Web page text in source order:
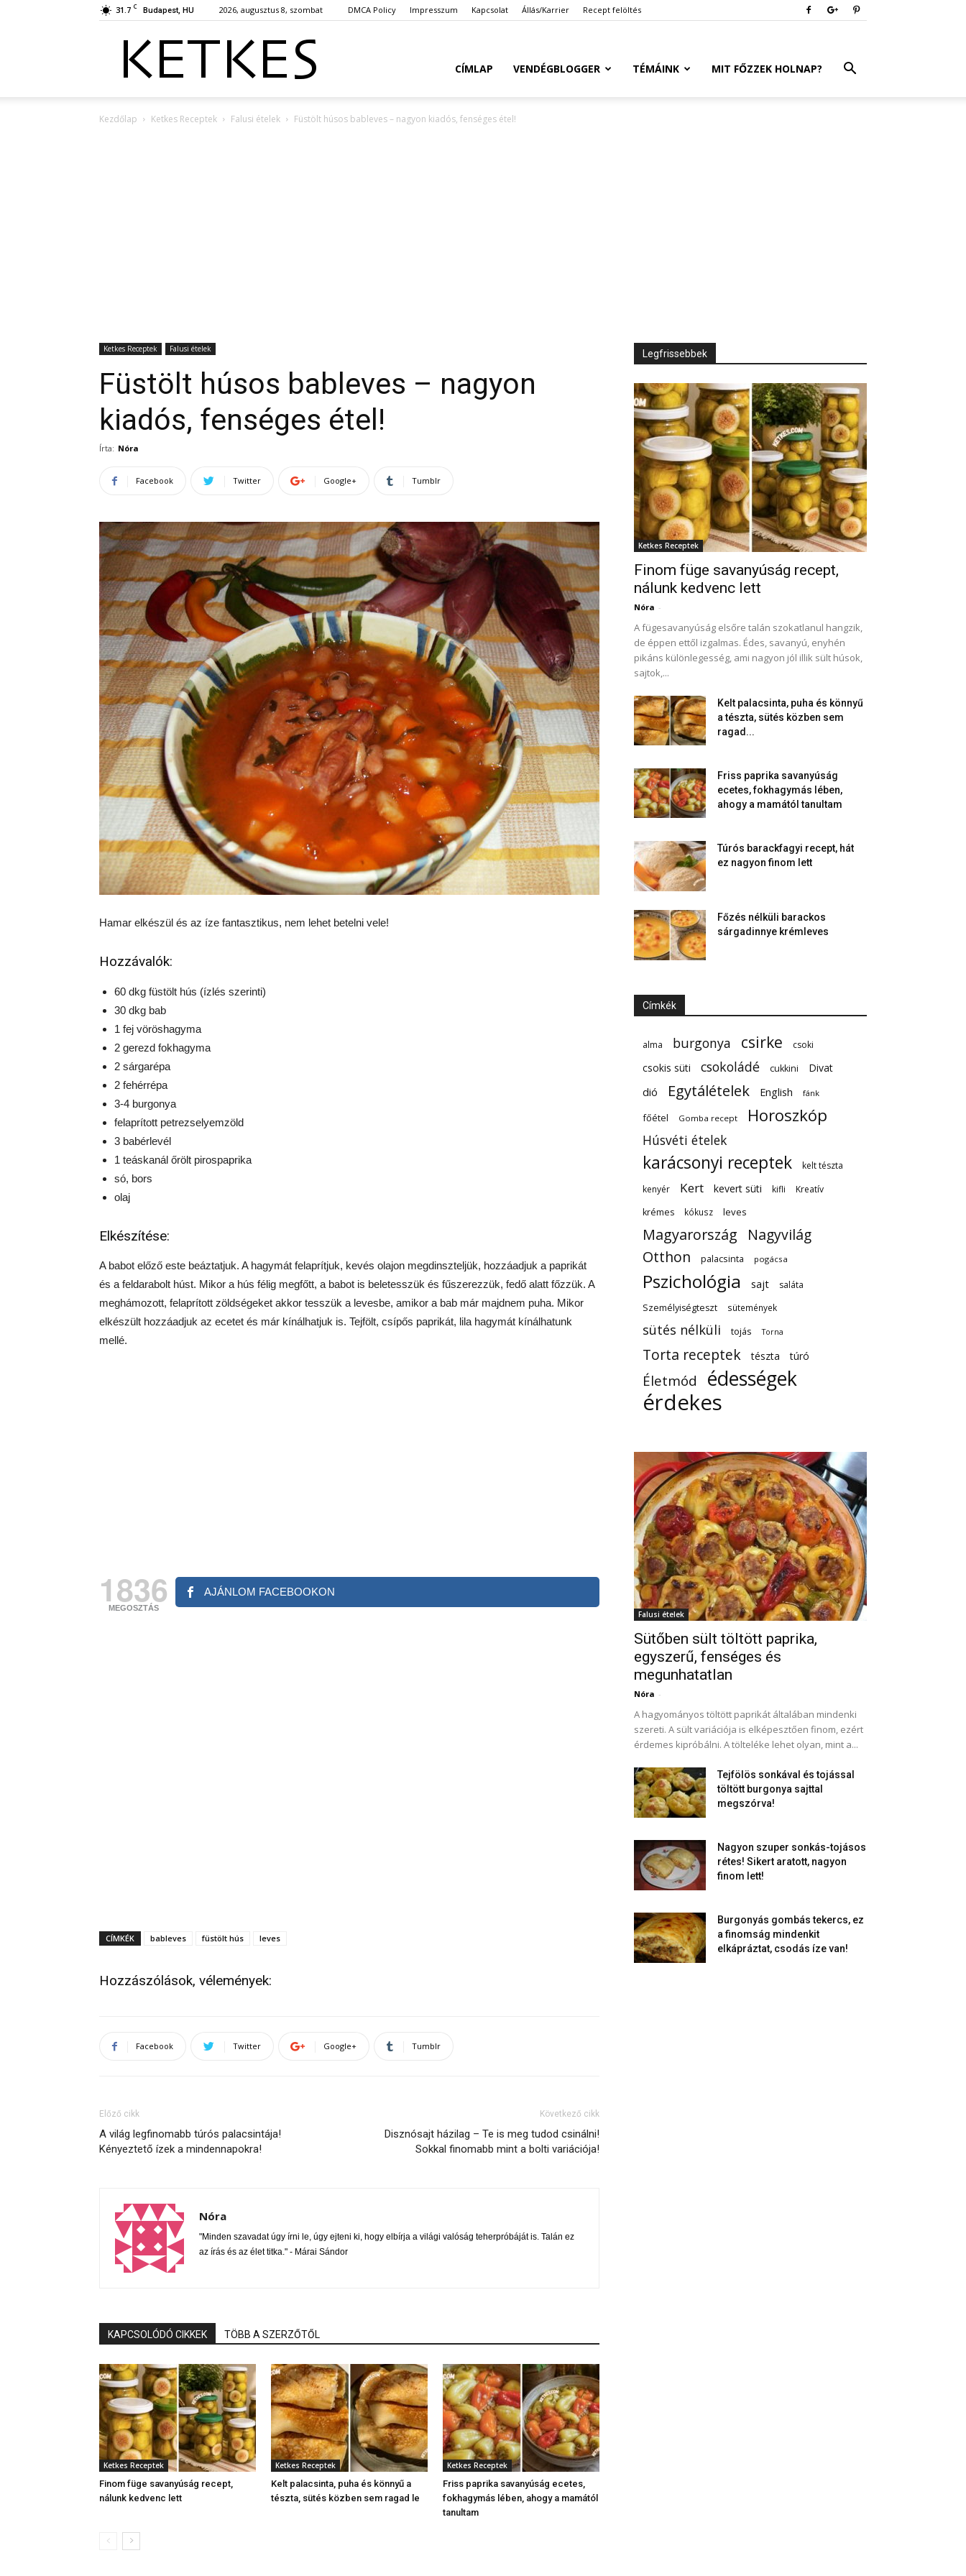
31.7 C Budapest, HU 2026, augusztus 8, szombat DMCA Policy Impresszum Kapcsolat Állás/Karrier Recept felöltés
CÍMLAP VENDÉGBLOGGER TÉMÁINK MIT FŐZZEK HOLNAP?
Kezdőlap Ketkes Receptek Falusi ételek Füstölt húsos bableves – nagyon kiadós, fenséges étel!
Ketkes Receptek Falusi ételek
Füstölt húsos bableves – nagyon
kiadós, fenséges étel!
Írta: Nóra
Facebook Twitter Google+ Tumblr
Hamar elkészül és az íze fantasztikus, nem lehet betelni vele!
Hozzávalók:
60 dkg füstölt hús (ízlés szerinti)
30 dkg bab
1 fej vöröshagyma
2 gerezd fokhagyma
2 sárgarépa
2 fehérrépa
3-4 burgonya
felaprított petrezselyemzöld
3 babérlevél
1 teáskanál őrölt pirospaprika
só, bors
olaj
Elkészítése:
A babot előző este beáztatjuk. A hagymát felaprítjuk, kevés olajon megdinszteljük, hozzáadjuk a paprikát
és a feldarabolt húst. Mikor a hús félig megfőtt, a babot is beletesszük és fűszerezzük, fedő alatt főzzük. A
meghámozott, felaprított zöldségeket akkor tesszük a levesbe, amikor a bab már majdnem puha. Mikor
elkészült hozzáadjuk az ecetet és már kínálhatjuk is. Tejfölt, csípős paprikát, lila hagymát kínálhatunk
mellé.
1836
MEGOSZTÁS
AJÁNLOM FACEBOOKON
CÍMKÉK bableves füstölt hús leves
Hozzászólások, vélemények:
Facebook Twitter Google+ Tumblr
Előző cikk
A világ legfinomabb túrós palacsintája!
Kényeztető ízek a mindennapokra!
Következő cikk
Disznósajt házilag – Te is meg tudod csinálni!
Sokkal finomabb mint a bolti variációja!
Nóra
"Minden szavadat úgy írni le, úgy ejteni ki, hogy elbírja a világi valóság teherpróbáját is. Talán ez
az írás és az élet titka." - Márai Sándor
KAPCSOLÓDÓ CIKKEK TÖBB A SZERZŐTŐL
Ketkes Receptek
Finom füge savanyúság recept,
nálunk kedvenc lett
Ketkes Receptek
Kelt palacsinta, puha és könnyű a
tészta, sütés közben sem ragad le
Ketkes Receptek
Friss paprika savanyúság ecetes,
fokhagymás lében, ahogy a mamától
tanultam
Legfrissebbek
Ketkes Receptek
Finom füge savanyúság recept,
nálunk kedvenc lett
Nóra -
A fügesavanyúság elsőre talán szokatlanul hangzik,
de éppen ettől izgalmas. Édes, savanyú, enyhén
pikáns különlegesség, ami nagyon jól illik sült húsok,
sajtok,...
Kelt palacsinta, puha és könnyű
a tészta, sütés közben sem
ragad...
Friss paprika savanyúság
ecetes, fokhagymás lében,
ahogy a mamától tanultam
Túrós barackfagyi recept, hát
ez nagyon finom lett
Főzés nélküli barackos
sárgadinnye krémleves
Címkék
alma burgonya csirke csoki
csokis süti csokoládé cukkini Divat
dió Egytálételek English fánk
főétel Gomba recept Horoszkóp
Húsvéti ételek
karácsonyi receptek
kelt tészta
kenyér
Kert kevert süti kifli
Kreatív
krémes
kókusz leves
Magyarország
Nagyvilág
Otthon
palacsinta pogácsa
Pszichológia sajt
saláta
Személyiségteszt
sütemények
sütés nélküli tojás Torna
Torta receptek tészta túró
Életmód édességek
érdekes
Falusi ételek
Sütőben sült töltött paprika,
egyszerű, fenséges és
megunhatatlan
Nóra -
A hagyományos töltött paprikát általában mindenki
szereti. A sült variációja is elképesztően finom, ezért
érdemes kipróbálni. A tölteléke lehet olyan, mint a...
Tejfölös sonkával és tojással
töltött burgonya sajttal
megszórva!
Nagyon szuper sonkás-tojásos
rétes! Sikert aratott, nagyon
finom lett!
Burgonyás gombás tekercs, ez
a finomság mindenkit
elkápráztat, csodás íze van!